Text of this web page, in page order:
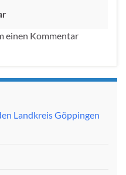
einen Kommentar
Landkreis Göppingen